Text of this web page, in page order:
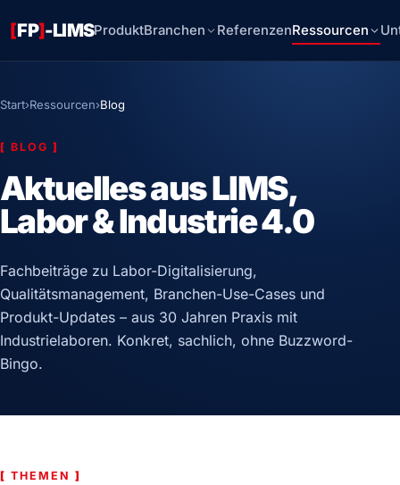
[FP]-LIMSProduktBranchen ReferenzenRessourcen
Start›Ressourcen›Blog
[ BLOG ]
Aktuelles aus LIMS,
Labor & Industrie 4.0
Fachbeiträge zu Labor-Digitalisierung,
Qualitätsmanagement, Branchen-Use-Cases und
Produkt-Updates – aus 30 Jahren Praxis mit
Industrielaboren. Konkret, sachlich, ohne Buzzword-
Bingo.
[ THEMEN ]